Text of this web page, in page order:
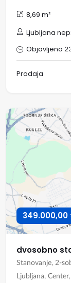
8,69 m²
Ljubljana
Objavljeno
Prodaja
349.000,00
dvosobno
Stanovanje, 2-
Ljubljana,